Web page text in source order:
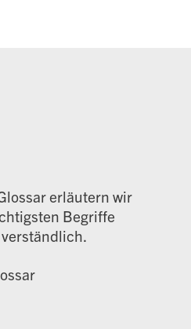
erläutern wir
Begriffe